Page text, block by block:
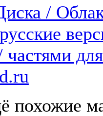
/
похожие